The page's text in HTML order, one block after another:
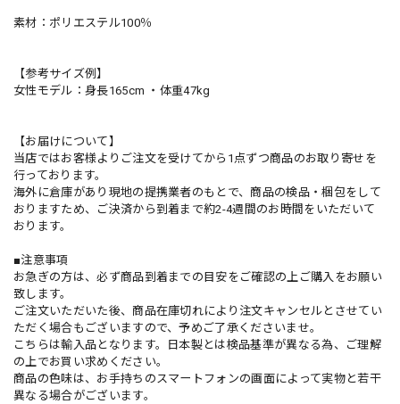
素材：ポリエステル100％
【参考サイズ例】
女性モデル：身長165cm ・体重47kg
【お届けについて】
当店ではお客様よりご注文を受けてから1点ずつ商品のお取り寄せを
行っております。
海外に倉庫があり現地の提携業者のもとで、商品の検品・梱包をして
おりますため、ご決済から到着まで約2-4週間のお時間をいただいて
おります。
■注意事項
お急ぎの方は、必ず商品到着までの目安をご確認の上ご購入をお願い
致します。
ご注文いただいた後、商品在庫切れにより注文キャンセルとさせてい
ただく場合もございますので、予めご了承くださいませ。
こちらは輸入品となります。日本製とは検品基準が異なる為、ご理解
の上でお買い求めください。
商品の色味は、お手持ちのスマートフォンの画面によって実物と若干
異なる場合がございます。